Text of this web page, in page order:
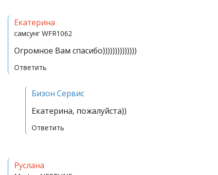
Екатерина
самсунг WFR1062
Огромное Вам спасибо))))))))))))))
Ответить
Бизон Сервис
Екатерина, пожалуйста))
Ответить
Руслана